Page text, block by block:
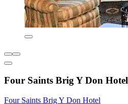
Four Saints Brig Y Don Hotel
Four Saints Brig Y Don Hotel